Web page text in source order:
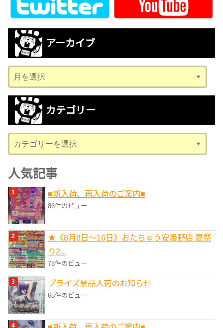
アーカイブ
ー
カ
ブ
カテゴリー
テ
ゴ
リ
ー
人気記事
■新入荷、再入荷のご案内■
86件のビュー
★《8月8日～16日》おたちゅう安曇野店 夏祭
り2...
78件のビュー
プライズ景品入荷のお知らせ
65件のビュー